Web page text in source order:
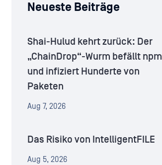
Neueste Beiträge
Shai-Hulud kehrt zurück: Der
„ChainDrop“-Wurm befällt npm
und infiziert Hunderte von
Paketen
Aug 7, 2026
Das Risiko von IntelligentFILE
Aug 5, 2026